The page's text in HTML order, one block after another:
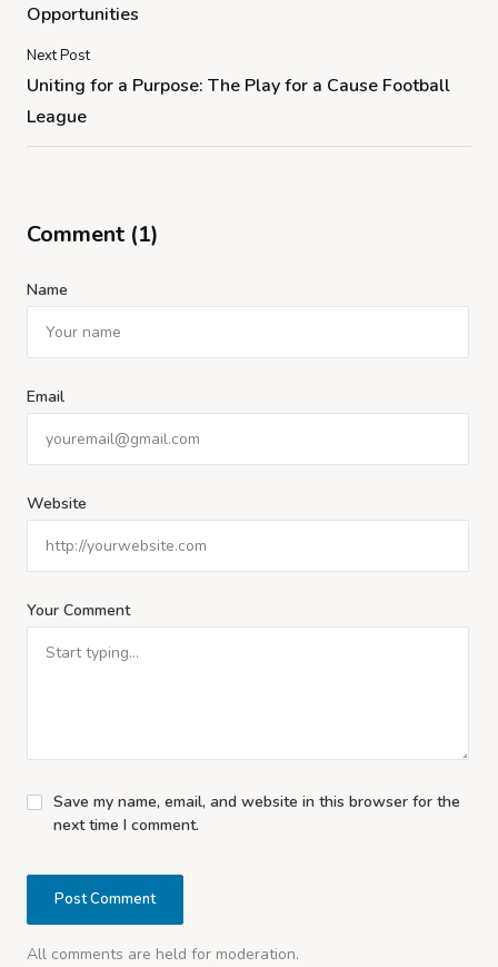
Opportunities
Next Post
Uniting for a Purpose: The Play for a Cause Football
League
Comment (1)
Your Comment
All comments are held for moderation.
Name
Email
Website
Save my name, email, and website in this browser for the
next time I comment.